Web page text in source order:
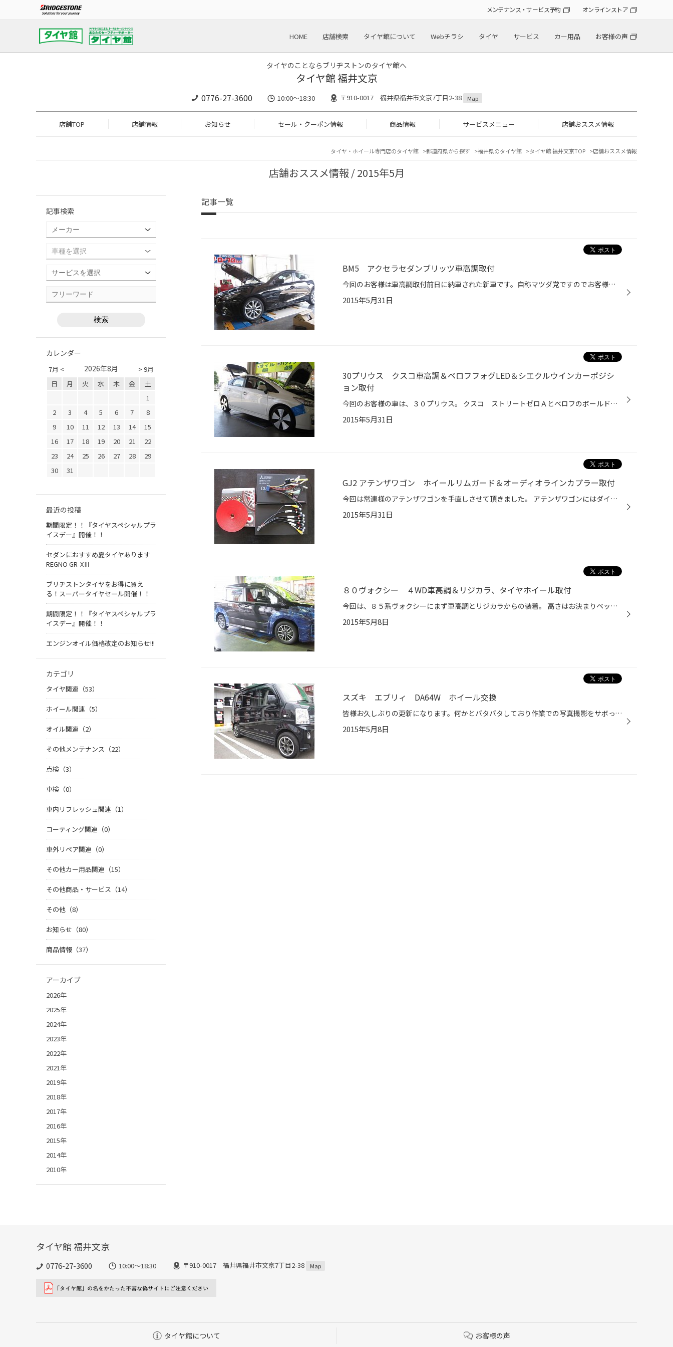
メンテナンス・サービス予約 オンラインストア
HOME 店舗検索 タイヤ館について Webチラシ タイヤ サービス カー用品 お客様の声
タイヤのことならブリヂストンのタイヤ館へ
タイヤ館 福井文京
0776-27-3600 10:00～18:30 〒910-0017 福井県福井市文京7丁目2-38 Map
店舗TOP 店舗情報 お知らせ セール・クーポン情報 商品情報 サービスメニュー 店舗おススメ情報
タイヤ・ホイール専門店のタイヤ館 都道府県から探す 福井県のタイヤ館 タイヤ館 福井文京TOP 店舗おススメ情報
店舗おススメ情報 / 2015年5月
記事一覧
BM5 アクセラセダンブリッツ車高調取付
今回のお客様は車高調取付前日に納車された新車です。自称マツダ党ですのでお客様ご来店時かなり気を付けつつシートやエンジン等が気に成っていたのですが傷、汚れないよう眺めながら作業へ…。 取付させて頂いた車高調は、ブリッツのダンパーＺＺ-Ｒを装着。 最近のブリッツの車高調はバリエーショ...
2015年5月31日
30プリウス クスコ車高調＆ベロフフォグLED＆シエクルウインカーポジシ
ョン取付
今回のお客様の車は、３０プリウス。 クスコ ストリートゼロＡとベロフのボールドレイネオLEDイエローカラーをフォグに、そしてフロントウインカーとドアミラーウインカーを点灯させたいと言う事でシエクルのS608C2で全灯に、後はリアウインカーキャンセラーでリアウインカーのみ消灯させました。 ...
2015年5月31日
GJ2 アテンザワゴン ホイールリムガード＆オーディオラインカプラー取付
今回は常連様のアテンザワゴンを手直しさせて頂きました。 アテンザワゴンにはダイヤトーンナビを装着していて、今回音質のグレードアップ!! ナビオプションのメイン電源ハーネス交換とオーディオテクニカさんが販売されているRCAがグレードアップしたラインカプラーを装着させて頂きました。 装着...
2015年5月31日
８０ヴォクシー ４WD車高調＆リジカラ、タイヤホイール取付
今回は、８５系ヴォクシーにまず車高調とリジカラからの装着。 高さはお決まりペッタンコです。 気になったのですが８５系のヴォクシィは４WDなのですが新車時のリヤの車高がFF者に比べすごく上がっています。例えて言うならFFはミニバン、４WDはミニバンのSUV？と言うくらいでした。 車高調は当店...
2015年5月8日
スズキ エブリィ DA64W ホイール交換
皆様お久しぶりの更新になります。何かとバタバタしており作業での写真撮影をサボっており数台UPさせて頂きます。（車高調、ダウンサス、ナビ、オーディオ、LEDやHID、後付けメーター等色々取付させていただいてます） 今回は、スズキ エブリィ（DA64W）で去年の冬にホイールとスタッドレスタイヤ...
2015年5月8日
記事検索
カレンダー
7月 < > 9月
2026年8月
日 月 火 水 木 金
土
1
2
3 4 5 6 7
8
9
10 11 12 13 14
15
16
17 18 19 20 21
22
23
24 25 26 27 28
29
30
31
最近の投稿
期間限定！！『タイヤスペシャルプラ
イスデー』開催！！
セダンにおすすめ夏タイヤあります
REGNO GR-XⅢ
ブリヂストンタイヤをお得に買え
る！スーパータイヤセール開催！！
期間限定！！『タイヤスペシャルプラ
イスデー』開催！！
エンジンオイル価格改定のお知らせ!!!
カテゴリ
タイヤ関連（53）
ホイール関連（5）
オイル関連（2）
その他メンテナンス（22）
点検（3）
車検（0）
車内リフレッシュ関連（1）
コーティング関連（0）
車外リペア関連（0）
その他カー用品関連（15）
その他商品・サービス（14）
その他（8）
お知らせ（80）
商品情報（37）
アーカイブ
2026年
2025年
2024年
2023年
2022年
2021年
2019年
2018年
2017年
2016年
2015年
2014年
2010年
タイヤ館 福井文京
0776-27-3600 10:00～18:30 〒910-0017 福井県福井市文京7丁目2-38 Map
タイヤ館について お客様の声